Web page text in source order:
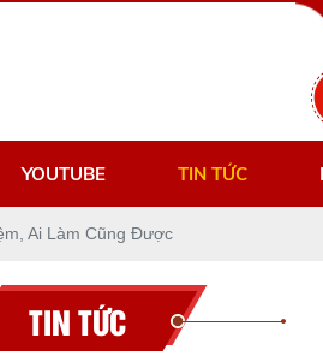
YOUTUBE TIN TỨC
Ai Làm Cũng Được
TIN TỨC